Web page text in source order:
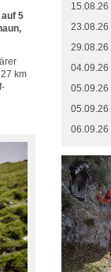
5
km
15.08.26
23.08.26
29.08.26
04.09.26
05.09.26
05.09.26
06.09.26